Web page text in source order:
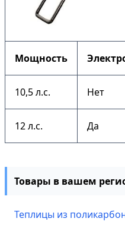
Мощность
10,5 л.с. Нет
12 л.с. Да
Товары в вашем
Теплицы из